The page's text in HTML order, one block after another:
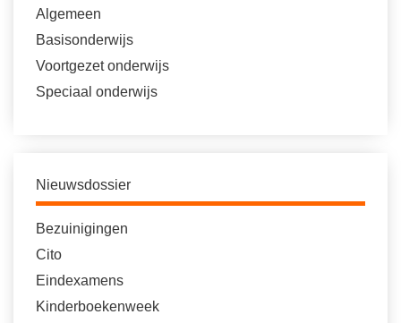
Algemeen
Basisonderwijs
Voortgezet onderwijs
Speciaal onderwijs
Nieuwsdossier
Bezuinigingen
Cito
Eindexamens
Kinderboekenweek